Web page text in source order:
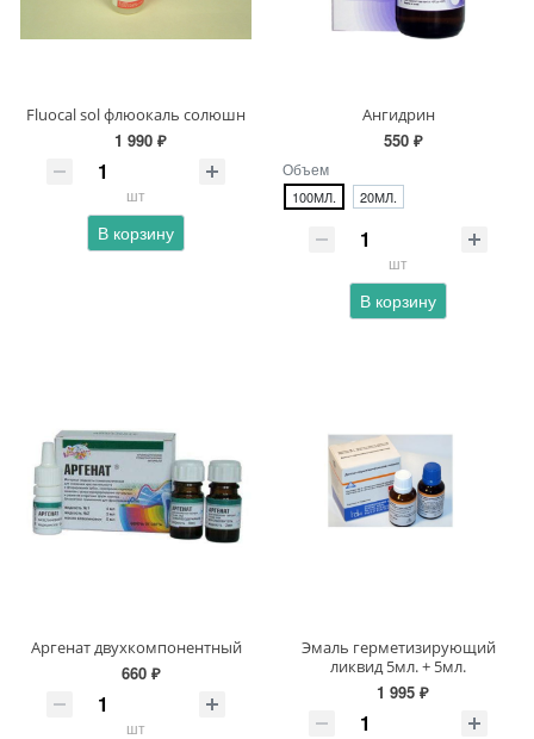
Fluocal sol флюокаль солюшн
1 990 ₽
шт
В корзину
Ангидрин
550 ₽
Объем
100МЛ. 20МЛ.
шт
В корзину
Аргенат двухкомпонентный
660 ₽
шт
Эмаль герметизирующий
ликвид 5мл. + 5мл.
1 995 ₽